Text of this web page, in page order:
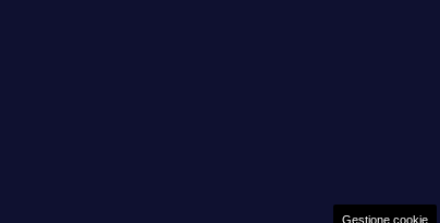
Gestione cookie